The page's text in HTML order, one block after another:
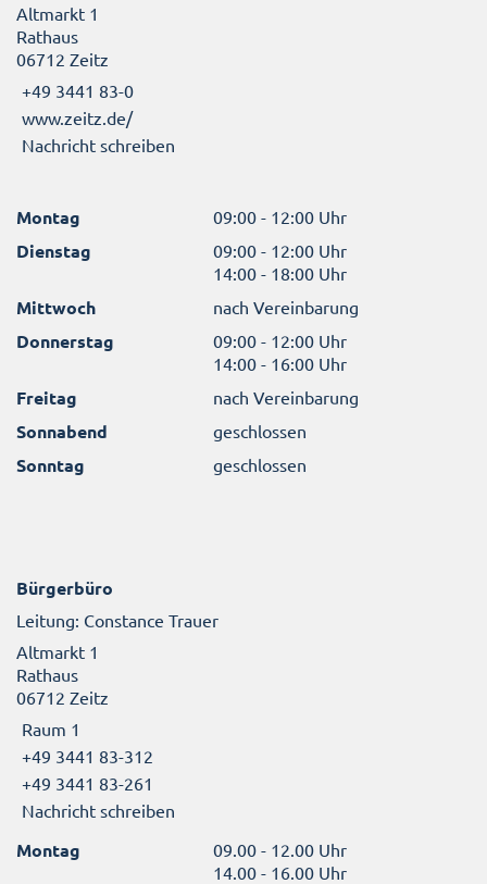
Altmarkt 1
Rathaus
06712 Zeitz
+49 3441 83-0
www.zeitz.de/
Nachricht schreiben
Montag 09:00 - 12:00 Uhr
Dienstag
09:00 - 12:00 Uhr
14:00 - 18:00 Uhr
Mittwoch nach Vereinbarung
Donnerstag
09:00 - 12:00 Uhr
14:00 - 16:00 Uhr
Freitag nach Vereinbarung
Sonnabend geschlossen
Sonntag geschlossen
Bürgerbüro
Leitung: Constance Trauer
Altmarkt 1
Rathaus
06712 Zeitz
Raum 1
+49 3441 83-312
+49 3441 83-261
Nachricht schreiben
Montag
09.00 - 12.00 Uhr
14.00 - 16.00 Uhr